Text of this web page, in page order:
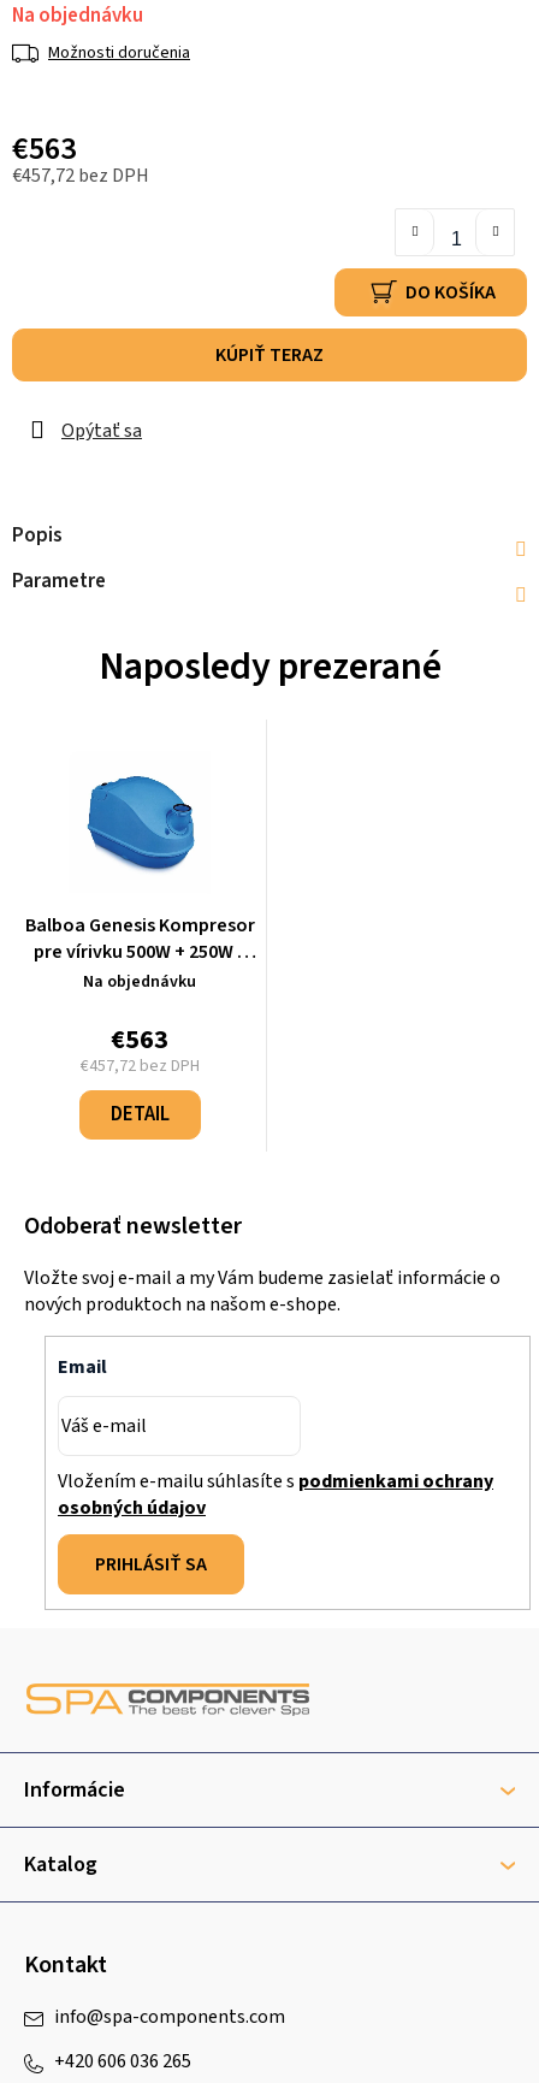
Na objednávku
Možnosti doručenia
€563
€457,72 bez DPH
DO KOŠÍKA
KÚPIŤ TERAZ
Opýtať sa
Popis
Parametre
Naposledy prezerané
Balboa Genesis Kompresor
pre vírivku 500W + 250W s
predohrevom a variabilnou
Na objednávku
€563
€457,72 bez DPH
Jednotková
cena:
DETAIL
Odoberať newsletter
Vložte svoj e-mail a my Vám budeme zasielať informácie o
nových produktoch na našom e-shope.
Email
Vložením e-mailu súhlasíte s podmienkami ochrany
osobných údajov
PRIHLÁSIŤ SA
ä
i
Informácie
Katalog
Kontakt
info@spa-components.com
+420 606 036 265